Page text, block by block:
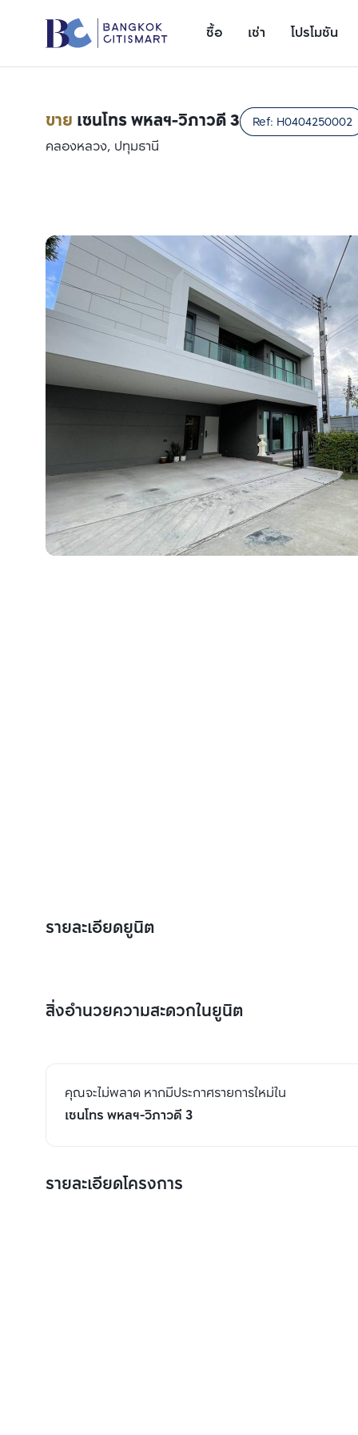
ซื้อ เช่า โปรโมชัน
ขาย เซนโทร พหลฯ-วิภาวดี 3 Ref: H0404250002
คลองหลวง, ปทุมธานี
รายละเอียดยูนิต
สิ่งอำนวยความสะดวกในยูนิต
คุณจะไม่พลาด หากมีประกาศรายการใหม่ใน
เซนโทร พหลฯ-วิภาวดี 3
รายละเอียดโครงการ
เพิ่มยูนิตเปรียบเทียบ
รายการที่ 1